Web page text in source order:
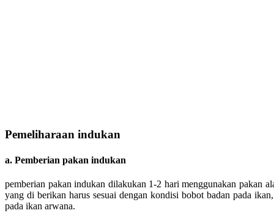
Pemeliharaan indukan
a. Pemberian pakan indukan
pemberian pakan indukan dilakukan 1-2 hari menggunakan pakan
yang di berikan harus sesuai dengan kondisi bobot badan pada
pada ikan arwana.